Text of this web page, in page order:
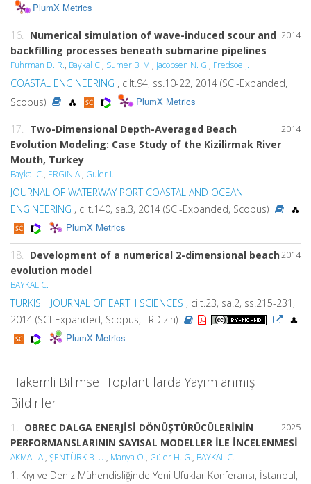
PlumX Metrics
2014
16.
Numerical simulation of wave-induced scour and
backfilling processes beneath submarine pipelines
Fuhrman D. R., Baykal C., Sumer B. M., Jacobsen N. G., Fredsoe J.
COASTAL ENGINEERING , cilt.94, ss.10-22, 2014 (SCI-Expanded,
Scopus)
PlumX Metrics
2014
17.
Two-Dimensional Depth-Averaged Beach
Evolution Modeling: Case Study of the Kizilirmak River
Mouth, Turkey
Baykal C., ERGİN A., Guler I.
JOURNAL OF WATERWAY PORT COASTAL AND OCEAN
ENGINEERING , cilt.140, sa.3, 2014 (SCI-Expanded, Scopus)
PlumX Metrics
2014
18.
Development of a numerical 2-dimensional beach
evolution model
BAYKAL C.
TURKISH JOURNAL OF EARTH SCIENCES , cilt.23, sa.2, ss.215-231,
2014 (SCI-Expanded, Scopus, TRDizin)
PlumX Metrics
Hakemli Bilimsel Toplantılarda Yayımlanmış
Bildiriler
2025
1.
OBREC DALGA ENERJİSİ DÖNÜŞTÜRÜCÜLERİNİN
PERFORMANSLARININ SAYISAL MODELLER İLE İNCELENMESİ
AKMAL A., ŞENTÜRK B. U., Manya O., Güler H. G., BAYKAL C.
1. Kıyı ve Deniz Mühendisliğinde Yeni Ufuklar Konferansı, İstanbul,